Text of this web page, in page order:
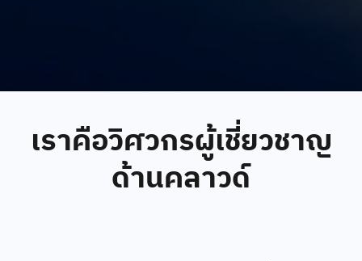
เราคือวิศวกรผู้เชี่ยวชาญ
ด้านคลาวด์